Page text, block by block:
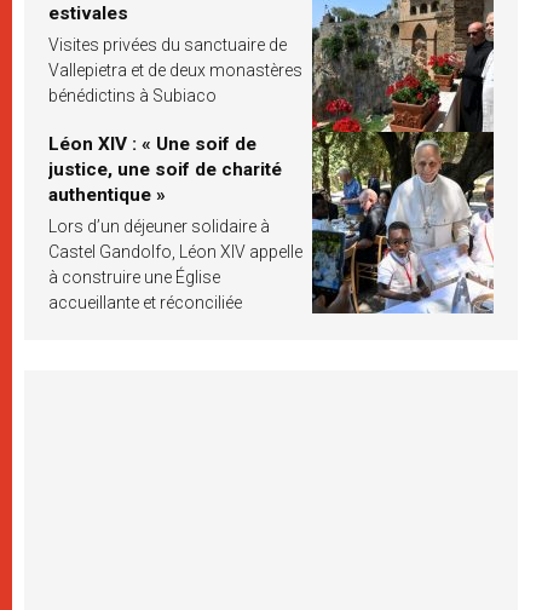
estivales
Visites privées du sanctuaire de
Vallepietra et de deux monastères
bénédictins à Subiaco
Léon XIV : « Une soif de
justice, une soif de charité
authentique »
Lors d’un déjeuner solidaire à
Castel Gandolfo, Léon XIV appelle
à construire une Église
accueillante et réconciliée